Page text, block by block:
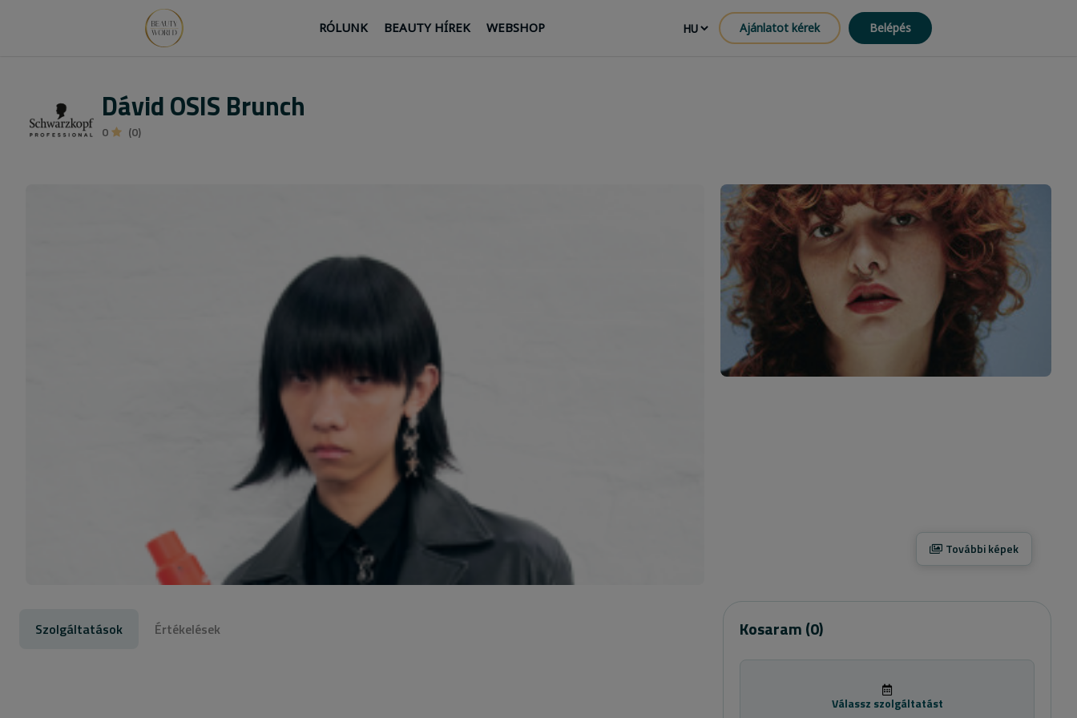
RÓLUNK BEAUTY HÍREK WEBSHOP Ajánlatot kérek Belépés
Dávid OSIS Brunch
0 (0)
További képek
Szolgáltatások Értékelések Kosaram(0)
Válassz szolgáltatást